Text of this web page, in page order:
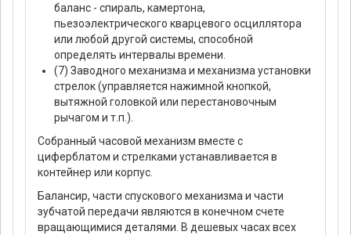
баланс - спираль, камертона,
пьезоэлектрического кварцевого осциллятора
или любой другой системы, способной
определять интервалы времени.
(7) Заводного механизма и механизма установки
стрелок (управляется нажимной кнопкой,
вытяжной головкой или перестановочным
рычагом и т.п.).
Собранный часовой механизм вместе с
циферблатом и стрелками устанавливается в
контейнер или корпус.
Балансир, части спускового механизма и части
зубчатой передачи являются в конечном счете
вращающимися деталями. В дешевых часах всех